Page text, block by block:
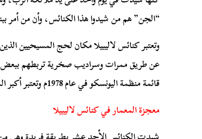
“الجن” هم من شيدوا هذا الكنائس، وأن من أمر
وتعتبر كنائس لاليبيلا مكان لحج المسيحيين
عن طريق ممرات وسراديب صخرية تربطهم ببعض
قائمة منظمة اليونسكو في عام 1978م وتعتبر أكبر المعابد الدينية المتجانسة حول العالم.
معجزة المعمار في كنائس لاليبيلا